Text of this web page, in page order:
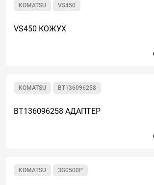
VS450
KOMATSU
VS450 КОЖУХ
BT136096258
KOMATSU
BT136096258 АДАПТЕР
3G0500P
KOMATSU